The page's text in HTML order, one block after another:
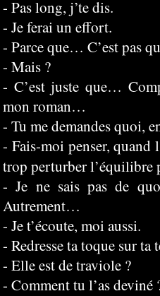
- Pas long, j’te dis.
- Je ferai un effort.
- Parce que… C’est pas
- Mais ?
- C’est juste que…
mon roman…
- Tu me demandes quoi,
- Fais-moi penser, quand
trop perturber l’équilibre
- Je ne sais pas de
Autrement…
- Je t’écoute, moi aussi.
- Redresse ta toque sur ta
- Elle est de traviole ?
- Comment tu l’as deviné